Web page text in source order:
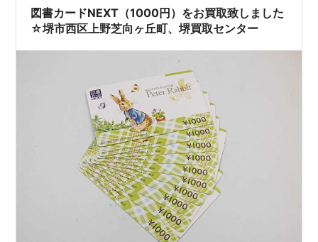
上野芝町・上野芝向ヶ丘町・東上野芝町…
図書カードNEXT（1000円）をお買取致しました
☆堺市西区上野芝向ヶ丘町、堺買取センター